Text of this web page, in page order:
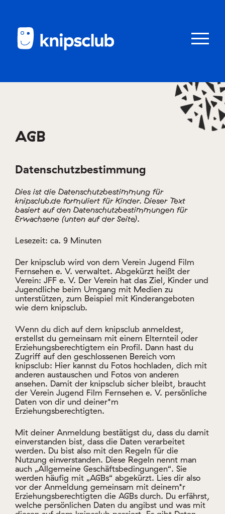
Menü
Kontakt
Mitglied werden
Login
AGB
Datenschutzbestimmung
Dies ist die Datenschutzbestimmung für
knipsclub.de formuliert für Kinder. Dieser Text
basiert auf den Datenschutzbestimmungen für
Erwachsene (unten auf der Seite).
Lesezeit: ca. 9 Minuten
Der knipsclub wird von dem Verein Jugend Film
Fernsehen e. V. verwaltet. Abgekürzt heißt der
Verein: JFF e. V. Der Verein hat das Ziel, Kinder und
Jugendliche beim Umgang mit Medien zu
unterstützen, zum Beispiel mit Kinderangeboten
wie dem knipsclub.
Wenn du dich auf dem knipsclub anmeldest,
erstellst du gemeinsam mit einem Elternteil oder
Erziehungsberechtigtem ein Profil. Dann hast du
Zugriff auf den geschlossenen Bereich vom
knipsclub: Hier kannst du Fotos hochladen, dich mit
anderen austauschen und Fotos von anderen
ansehen. Damit der knipsclub sicher bleibt, braucht
der Verein Jugend Film Fernsehen e. V. persönliche
Daten von dir und deiner*m
Erziehungsberechtigten.
Mit deiner Anmeldung bestätigst du, dass du damit
einverstanden bist, dass die Daten verarbeitet
werden. Du bist also mit den Regeln für die
Nutzung einverstanden. Diese Regeln nennt man
auch „Allgemeine Geschäftsbedingungen“. Sie
werden häufig mit „AGBs“ abgekürzt. Lies dir also
vor der Anmeldung gemeinsam mit deinem*r
Erziehungsberechtigten die AGBs durch. Du erfährst,
welche persönlichen Daten du angibst und was mit
diesen auf dem knipsclub passiert. Es gibt Daten,
die du angeben musst und Daten, die du freiwillig
angibst. Überlege dir vorher gemeinsam mit
deinem*r Erziehungsberechtigten, welche Daten du
angeben möchtest. Wichtig ist, dass auch deine